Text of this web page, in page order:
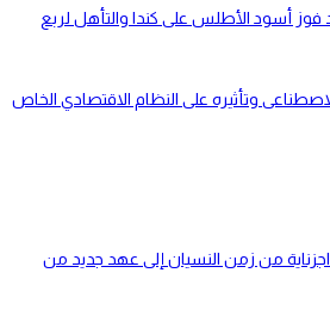
فوز أسود الأطلس على كندا والتأهل لربع
وتأثيره على النظام الاقتصادي الخاص
من زمن النسيان إلى عهد جديد من